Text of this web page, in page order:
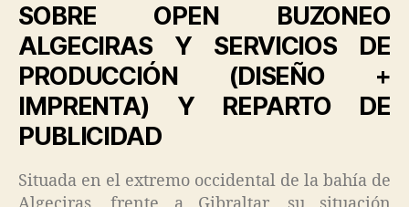
SOBRE OPEN BUZONEO
ALGECIRAS Y SERVICIOS DE
PRODUCCIÓN (DISEÑO +
IMPRENTA) Y REPARTO DE
PUBLICIDAD
Situada en el extremo occidental de la bahía de